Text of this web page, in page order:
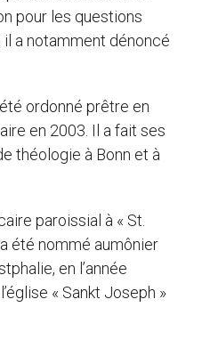
pour les questions
a notamment dénoncé
ordonné prêtre en
en 2003. Il a fait ses
théologie à Bonn et à
paroissial à « St.
été nommé aumônier
en l’année
« Sankt Joseph »